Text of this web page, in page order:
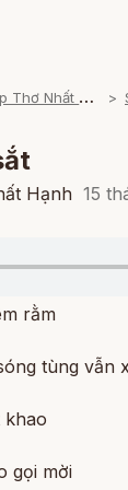
T
uyển Tập Thơ Nhất Hạnh
Hạnh 15
rằm
tùng vẫn
khao
gọi mời